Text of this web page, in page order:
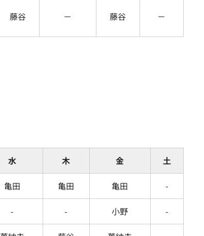
藤谷 － 藤谷 －
水 木 金 土
亀田 亀田 亀田 -
- - 小野 -